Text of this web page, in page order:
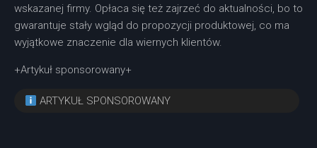
wskazanej firmy. Opłaca się też zajrzeć do aktualności, bo to
gwarantuje stały wgląd do propozycji produktowej, co ma
wyjątkowe znaczenie dla wiernych klientów.
+Artykuł sponsorowany+
ARTYKUŁ SPONSOROWANY